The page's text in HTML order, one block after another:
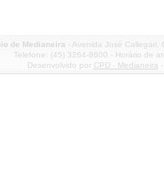
de Medianeira - Avenida José
Telefone: (45) 3264-8600 - Horário de
Desenvolvido por CPD - Medianeira